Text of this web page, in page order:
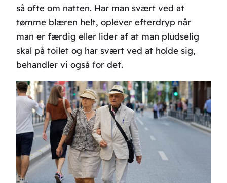
så ofte om natten. Har man svært ved at
tømme blæren helt, oplever efterdryp når
man er færdig eller lider af at man pludselig
skal på toilet og har svært ved at holde sig,
behandler vi også for det.